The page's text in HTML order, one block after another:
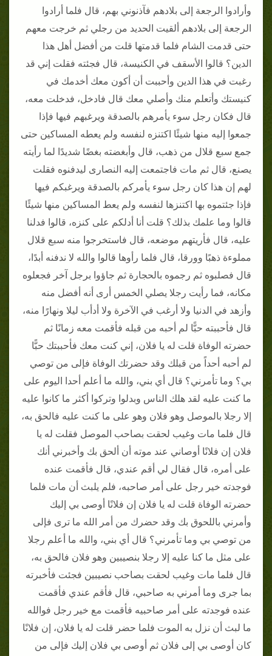
وأرادوا الرجعة إلى بلادهم فآذنوني بهم، قال فلما أرادوا
الرجعة إلى بلادهم ألقيت الحديد من رجلي ثم خرجت معهم
حتى قدمت الشام فلما قدمتها قلت من أفضل أهل هذا
الدين؟ قالوا الأسقف في الكنيسة، قال فجئته فقلت إني قد
رغبت في هذا الدين وأحببت أن أكون معك أخدمك في
كنيستك وأتعلم منك وأصلي معك قال فادخل، فدخلت معه،
قال فكان رجل سوء يأمرهم بالصدقة ويرغبهم فيها فإذا
جمعوا إليه منها شيئًا اكتنزه لنفسه ولم يعطه المساكين حتى
جمع سبع قلال من ذهب، قال وأبغضته بغضًا شديدًا لما رأيته
يصنع، قال ثم مات فاجتمعت إليه النصارى ليدفنوه فقلت
لهم إن هذا كان رجل سوء يأمركم بالصدقة ويرغبكم فيها
فإذا جئتموه بها اكتنزها لنفسه ولم يعط المساكين منها شيئًا
قالوا وما علمك بذلك؟ قلت أنا أدلكم على كنزه، قالوا فدلنا
عليه، قال فأريتهم موضعه، قال فاستخرجوا منه سبع قلال
مملوءة ذهبًا وورقا، قال فلما رأوها قالوا والله لا ندفنه أبدًا،
قال فصلبوه ثم رجموه بالحجارة ثم جاؤوا برجل آخر فجعلوه
مكانه، فما رأيت رجلا يصلي الخمس أرى أنه أفضل منه
وأزهد في الدنيا ولا أرغب في الآخرة ولا أدأب ليلا ونهارًا منه،
قال فأحببته حبًّا لم أحبه من قبله فأقمت معه زمانًا ثم
حضرته الوفاة قلت له يا فلان، إني كنت معك فأحببتك حبًّا
لم أحبه أحداً من قبلك وقد حضرتك الوفاة فإلى من توصي
بي؟ وما تأمرني؟ قال أي بني، والله ما أعلم أحدا اليوم على
ما كنت عليه لقد هلك الناس وبدلوا وتركوا أكثر ما كانوا عليه
إلا رجلا بالموصل وهو فلان وهو على ما كنت عليه فالحق به،
قال فلما مات وغيب لحقت بصاحب الموصل فقلت له يا
فلان إن فلانًا أوصاني عند موته أن ألحق بك وأخبرني أنك
على أمره، قال فقال لي أقم عندي، قال فأقمت عنده
فوجدته خير رجل على أمر صاحبه، فلم يلبث أن مات فلما
حضرته الوفاة قلت له يا فلان إن فلانًا أوصى بي إليك
وأمرني باللحوق بك وقد حضرك من أمر الله ما ترى فإلى
من توصي بي وما تأمرني؟ قال أي بني، والله ما أعلم رجلا
على مثل ما كنا عليه إلا رجلا بنصيبين وهو فلان فالحق به،
قال فلما مات وغيب لحقت بصاحب نصيبين فجئت فأخبرته
بما جرى وما أمرني به صاحبي، قال فأقم عندي فأقمت
عنده فوجدته على أمر صاحبيه فأقمت مع خير رجل فوالله
ما لبث أن نزل به الموت فلما حضر قلت له يا فلان، إن فلانًا
كان أوصى بي إلى فلان ثم أوصى بي فلان إليك فإلى من